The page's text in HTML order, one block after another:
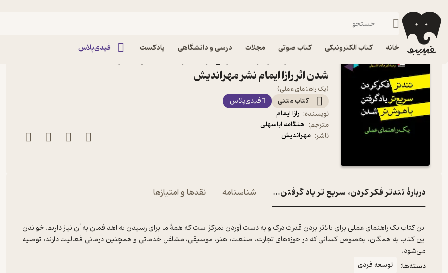
خانه کتاب الکترونیکی کتاب صوتی مجلات درسی و دانشگاهی پادکست فیدی‌پلاس
فیدیبو کتاب الکترونیکی
شدن اثر رازا ایمام نشر مهراندیش
(یک راهنمای عملی)
کتاب متنی
فیدی‌پلاس
نویسنده: رازا ایمام
مترجم: هنگامه اباسهلی
ناشر: مهراندیش
دربارۀ تندتر فکر کردن، سریع تر یاد گرفتن، باهوش تر شدن
شناسنامه نقدها و امتیازها
این کتاب یک راهنمای عملی برای بالاتر بردن قدرت درک و به دست آوردن تمرکز است که همۀ ما برای رسیدن به اهدافمان به آن نیاز داریم. خواندن
این کتاب به همگان، بخصوص کسانی که در حوزه‌های تجارت، صنعت، هنر، موسیقی، مشاغل خدماتی و همچنین درمانی فعالیت دارند، توصیه
می‌شود.
دسته‌ها: توسعه فردی